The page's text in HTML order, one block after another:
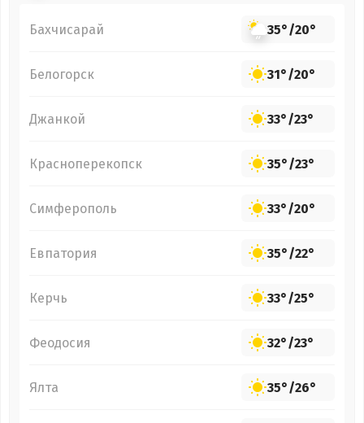
Бахчисарай 35°/20°
Белогорск 31°/20°
Джанкой 33°/23°
Красноперекопск 35°/23°
Симферополь 33°/20°
Евпатория 35°/22°
Керчь 33°/25°
Феодосия 32°/23°
Ялта 35°/26°